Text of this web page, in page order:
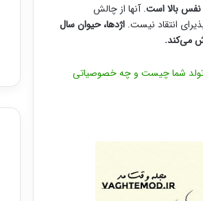
. آنها از چالش
انتقاد نیست. اژدها، حیوان سال
2023 چیست؟ حیوان سال تولد شما چیست و چه خصوصیاتی